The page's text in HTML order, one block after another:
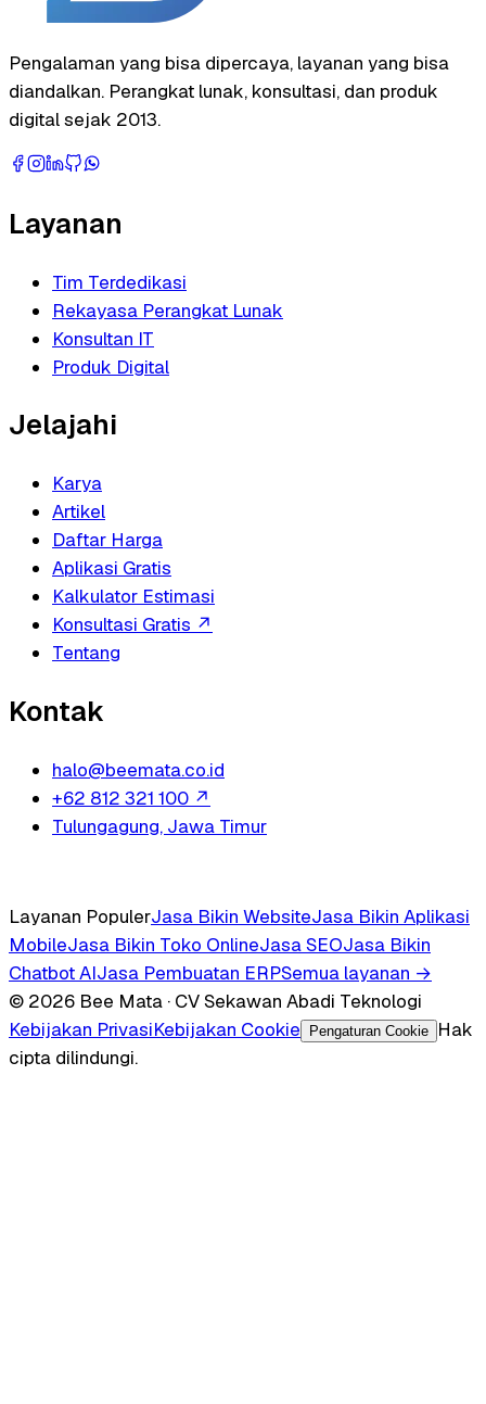
Pengalaman yang bisa dipercaya, layanan yang bisa
diandalkan. Perangkat lunak, konsultasi, dan produk
digital sejak 2013.
Layanan
Tim Terdedikasi
Rekayasa Perangkat Lunak
Konsultan IT
Produk Digital
Jelajahi
Karya
Artikel
Daftar Harga
Aplikasi Gratis
Kalkulator Estimasi
Konsultasi Gratis ↗
Tentang
Kontak
halo@beemata.co.id
+62 812 321 100 ↗
Tulungagung, Jawa Timur
Layanan PopulerJasa Bikin WebsiteJasa Bikin Aplikasi
MobileJasa Bikin Toko OnlineJasa SEOJasa Bikin
Chatbot AIJasa Pembuatan ERPSemua layanan →
© 2026 Bee Mata · CV Sekawan Abadi Teknologi
Kebijakan PrivasiKebijakan Cookie Pengaturan Cookie
Hak
cipta dilindungi.